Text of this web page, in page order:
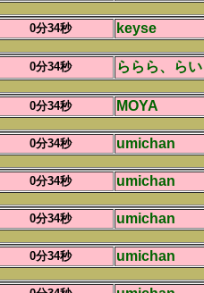
0分34秒 keyse
0分34秒 ららら、らい
0分34秒 MOYA
0分34秒 umichan
0分34秒 umichan
0分34秒 umichan
0分34秒 umichan